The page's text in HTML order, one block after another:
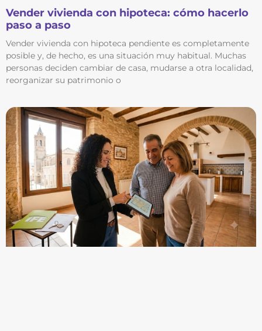
Vender vivienda con hipoteca: cómo hacerlo
paso a paso
Vender vivienda con hipoteca pendiente es completamente
posible y, de hecho, es una situación muy habitual. Muchas
personas deciden cambiar de casa, mudarse a otra localidad,
reorganizar su patrimonio o